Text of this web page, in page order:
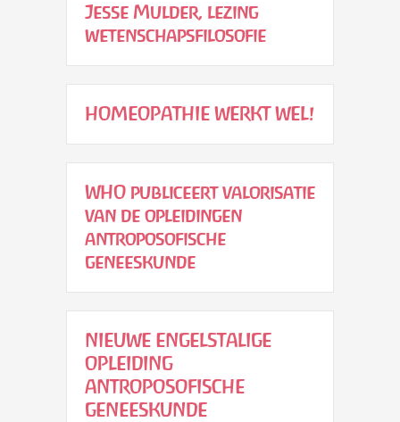
Jesse Mulder, lezing
wetenschapsfilosofie
HOMEOPATHIE WERKT WEL!
WHO publiceert valorisatie
van de opleidingen
antroposofische
geneeskunde
NIEUWE ENGELSTALIGE
OPLEIDING
ANTROPOSOFISCHE
GENEESKUNDE